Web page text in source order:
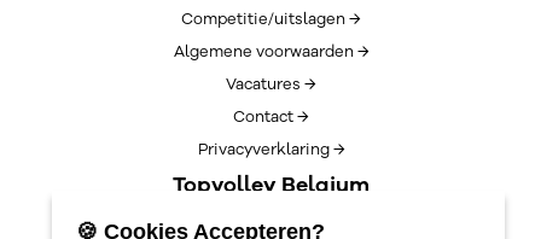
Competitie/uitslagen →
Algemene voorwaarden →
Vacatures →
Contact →
Privacyverklaring →
Topvolley Belgium
Over TopVolleyBelgium →
🍪 Cookies Accepteren?